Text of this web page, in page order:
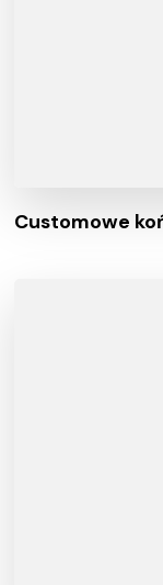
Customowe